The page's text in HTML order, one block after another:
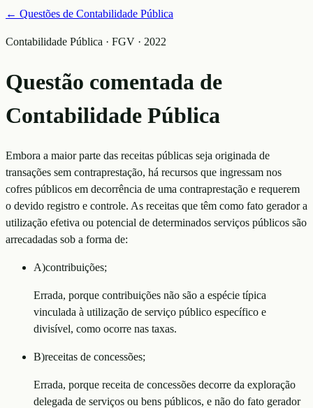
← Questões de Contabilidade Pública
Contabilidade Pública · FGV · 2022
Questão comentada de
Contabilidade Pública
Embora a maior parte das receitas públicas seja originada de
transações sem contraprestação, há recursos que ingressam nos
cofres públicos em decorrência de uma contraprestação e requerem
o devido registro e controle. As receitas que têm como fato gerador a
utilização efetiva ou potencial de determinados serviços públicos são
arrecadadas sob a forma de:
A)contribuições;
Errada, porque contribuições não são a espécie típica
vinculada à utilização de serviço público específico e
divisível, como ocorre nas taxas.
B)receitas de concessões;
Errada, porque receita de concessões decorre da exploração
delegada de serviços ou bens públicos, e não do fato gerador